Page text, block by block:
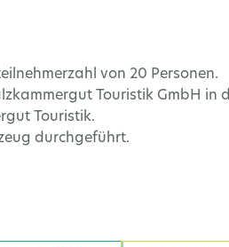
von 20 Personen.
Touristik GmbH in
Touristik.
durchgeführt.